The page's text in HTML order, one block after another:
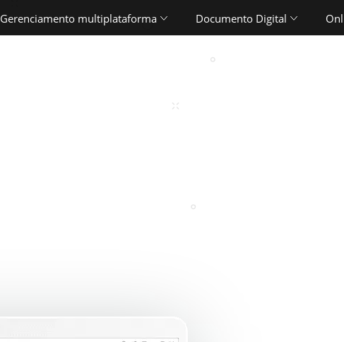
Gerenciamento multiplataforma Documento Digital